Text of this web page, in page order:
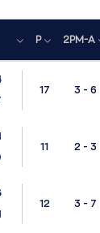
P 2PM-A
17 3 - 6
11 2 - 3
12 3 - 7